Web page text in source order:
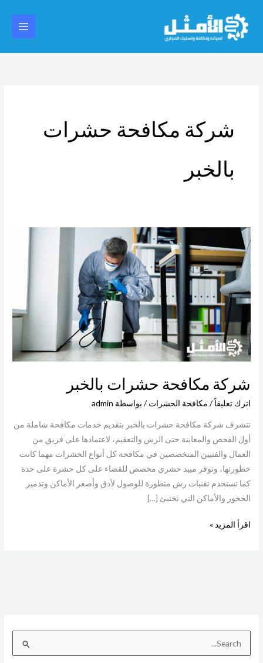
المحتوى
شركة مكافحة حشرات
بالخبر
شركة مكافحة حشرات بالخبر
اترك تعليقاً/ مكافحة الحشرات / بواسطة admin
تتشرف شركة مكافحة حشرات بالخبر بتقديم خدمات مكافحة شاملة من
أول الفحص والمعاينة حتى الرش والتعقيم، لاعتمادها على فريق من
العمال والفنيين المتخصصين في مكافحة كل أنواع الحشرات مهما كانت
خطورتها، وتوفر مبيد حشري مخصص للقضاء على كل حشرة على حدة
كما تستخدم تقنيات رش متطورة للوصول لأدق وأصغر الأماكن وتدمير
الجحور والأماكن التي تختبئ […]
شركة
مكافحة
حشرات
بالخبر
اقرأ المزيد »